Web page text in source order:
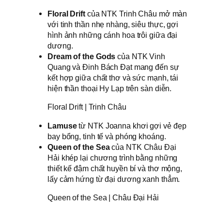
Floral Driftcủa NTK Trinh Châu mở màn
với tinh thần nhẹ nhàng, siêu thực, gợi
hình ảnh những cánh hoa trôi giữa đại
dương.
Dream of the Gods của NTK Vinh
Quang và Đinh Bách Đạt mang đến sự
kết hợp giữa chất thơ và sức mạnh, tái
hiện thần thoại Hy Lạp trên sàn diễn.
Floral Drift | Trinh Châu
Lamusetừ NTK Joanna khơi gợi vẻ đẹp
bay bổng, tinh tế và phóng khoáng.
Queen of the Seacủa NTK Châu Đại
Hải khép lại chương trình bằng những
thiết kế đậm chất huyền bí và thơ mộng,
lấy cảm hứng từ đại dương xanh thẳm.
Queen of the Sea | Châu Đại Hải